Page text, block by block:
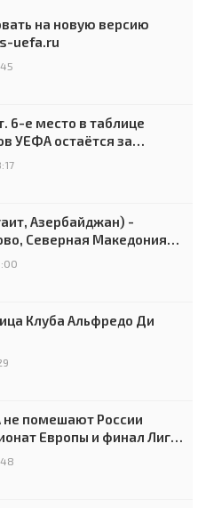
на новую версию
uefa.ru
6-е место в таблице
УЕФА остаётся за
Азербайджан) -
Северная Македония) -
Клуба Альфредо Ди
не помешают России
Европы и финал Лиги